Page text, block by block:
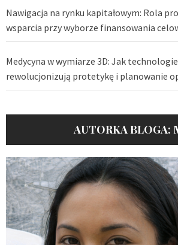
Nawigacja na rynku kapitałowym: Rola
wsparcia przy wyborze finansowania
Medycyna w wymiarze 3D: Jak
rewolucjonizują protetykę i planowanie
AUTORKA BLOGA: